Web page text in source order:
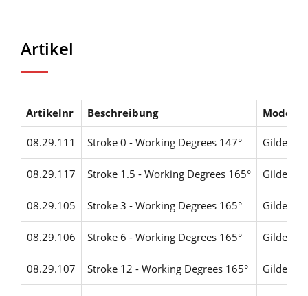
Artikel
Artikelnr Beschreibung Modelle
08.29.111 Stroke 0 - Working Degrees 147°
08.29.117 Stroke 1.5 - Working Degrees 165°
08.29.105 Stroke 3 - Working Degrees 165°
08.29.106 Stroke 6 - Working Degrees 165°
08.29.107 Stroke 12 - Working Degrees 165°